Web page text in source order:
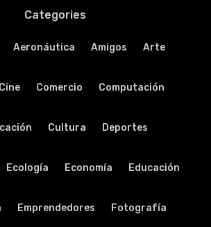
Categories
Aeronáutica Amigos Arte
Cine Comercio Computación
Cultura Deportes
Ecología Economía Educación
Emprendedores Fotografía